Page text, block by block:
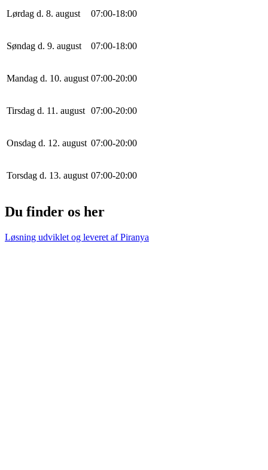
Lørdag d. 8. august 07:00-18:00
Søndag d. 9. august 07:00-18:00
Mandag d. 10. august 07:00-20:00
Tirsdag d. 11. august 07:00-20:00
Onsdag d. 12. august 07:00-20:00
Torsdag d. 13. august 07:00-20:00
Du finder os her
Løsning udviklet og leveret afPiranya